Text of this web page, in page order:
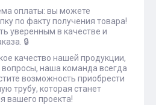
оплаты: вы можете
по факту получения товара!
уверенным в качестве и
🔒
качество нашей продукции,
вопросы, наша команда всегда
возможность приобрести
трубу, которая станет
вашего проекта!